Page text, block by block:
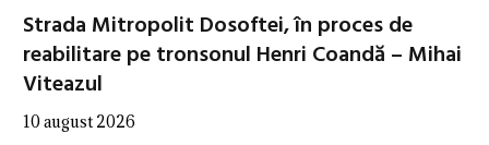
Strada Mitropolit Dosoftei, în proces de
reabilitare pe tronsonul Henri Coandă – Mihai
Viteazul
10 august 2026